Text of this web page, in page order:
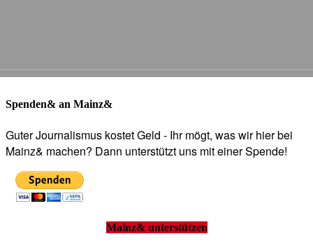
Spenden& an Mainz&
Guter Journalismus kostet Geld - Ihr mögt, was wir hier bei
Mainz& machen? Dann unterstützt uns mit einer Spende!
Mainz& unterstützen